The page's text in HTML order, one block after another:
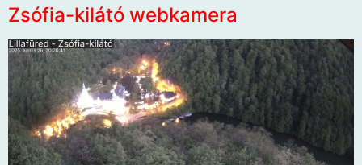
Zsófia-kilátó webkamera